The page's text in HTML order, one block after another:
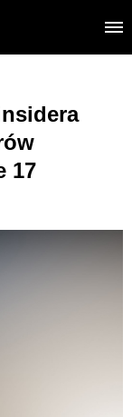
17